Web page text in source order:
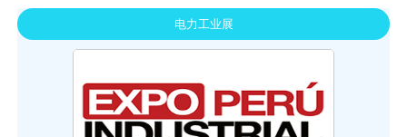
电力工业展